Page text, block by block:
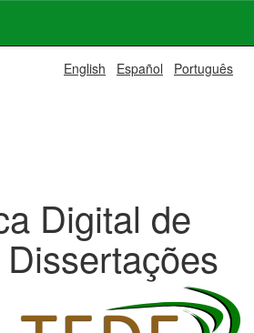
English Español Português
Digital de